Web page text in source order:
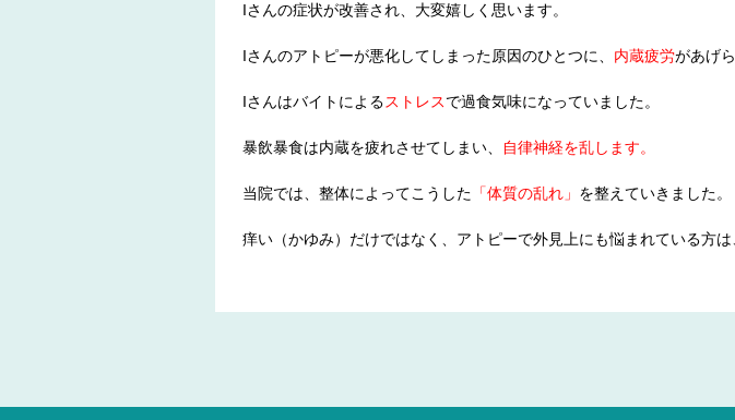
Iさんの症状が改善され、大変嬉しく思います。
Iさんのアトピーが悪化してしまった原因のひとつに、 内蔵疲労があげ
Iさんはバイトによるストレスで過食気味になっていました。
暴飲暴食は内蔵を疲れさせてしまい、 自律神経を乱します。
当院では、整体によってこうした 「体質の乱れ」 を整えていきました。
痒い（かゆみ）だけではなく、アトピーで外見上にも悩まれている方は